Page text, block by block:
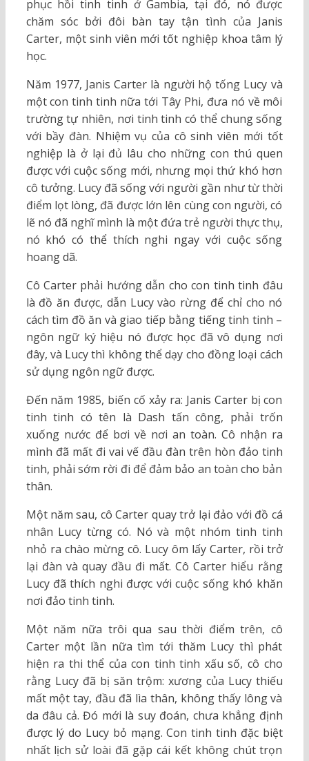
phục hồi tinh tinh ở Gambia, tại đó, nó được
chăm sóc bởi đôi bàn tay tận tình của Janis
Carter, một sinh viên mới tốt nghiệp khoa tâm lý
học.
Năm 1977, Janis Carter là người hộ tống Lucy và
một con tinh tinh nữa tới Tây Phi, đưa nó về môi
trường tự nhiên, nơi tinh tinh có thể chung sống
với bầy đàn. Nhiệm vụ của cô sinh viên mới tốt
nghiệp là ở lại đủ lâu cho những con thú quen
được với cuộc sống mới, nhưng mọi thứ khó hơn
cô tưởng. Lucy đã sống với người gần như từ thời
điểm lọt lòng, đã được lớn lên cùng con người, có
lẽ nó đã nghĩ mình là một đứa trẻ người thực thụ,
nó khó có thể thích nghi ngay với cuộc sống
hoang dã.
Cô Carter phải hướng dẫn cho con tinh tinh đâu
là đồ ăn được, dẫn Lucy vào rừng để chỉ cho nó
cách tìm đồ ăn và giao tiếp bằng tiếng tinh tinh –
ngôn ngữ ký hiệu nó được học đã vô dụng nơi
đây, và Lucy thì không thể dạy cho đồng loại cách
sử dụng ngôn ngữ được.
Đến năm 1985, biến cố xảy ra: Janis Carter bị con
tinh tinh có tên là Dash tấn công, phải trốn
xuống nước để bơi về nơi an toàn. Cô nhận ra
mình đã mất đi vai vế đầu đàn trên hòn đảo tinh
tinh, phải sớm rời đi để đảm bảo an toàn cho bản
thân.
Một năm sau, cô Carter quay trở lại đảo với đồ cá
nhân Lucy từng có. Nó và một nhóm tinh tinh
nhỏ ra chào mừng cô. Lucy ôm lấy Carter, rồi trở
lại đàn và quay đầu đi mất. Cô Carter hiểu rằng
Lucy đã thích nghi được với cuộc sống khó khăn
nơi đảo tinh tinh.
Một năm nữa trôi qua sau thời điểm trên, cô
Carter một lần nữa tìm tới thăm Lucy thì phát
hiện ra thi thể của con tinh tinh xấu số, cô cho
rằng Lucy đã bị săn trộm: xương của Lucy thiếu
mất một tay, đầu đã lìa thân, không thấy lông và
da đâu cả. Đó mới là suy đoán, chưa khẳng định
được lý do Lucy bỏ mạng. Con tinh tinh đặc biệt
nhất lịch sử loài đã gặp cái kết không chút trọn